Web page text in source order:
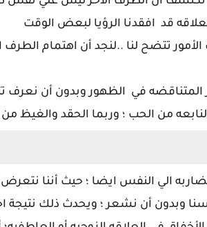
قد افقدنا الرؤيا لبعض الوقت
تتضح لنا ..لنجد أن اهتمام الطرف
المتناقضه في الظهور وبدون أن
من الحب ؛ وربما الحقد والغيظ من
الي النفس ايضا ؛ حيث أننا نتعرض
وبدون أن نشعر ؛ ويحدث ذلك نتيجة